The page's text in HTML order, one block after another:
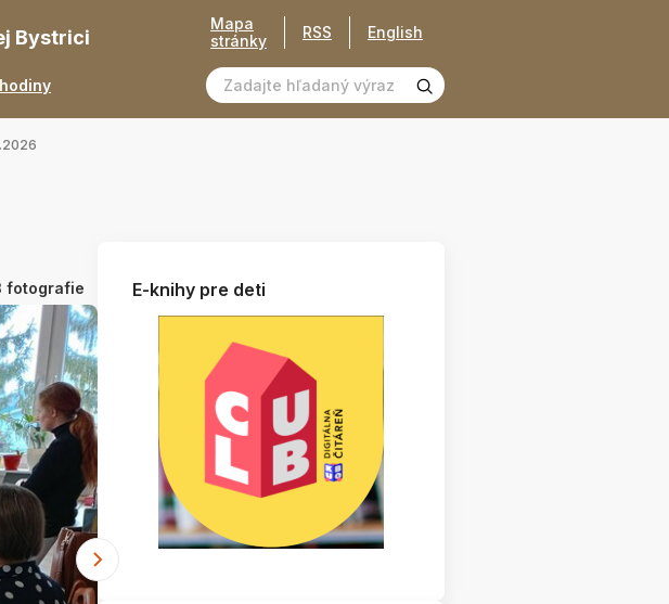
Bystrici
Mapa
stránky
RSS English
fotografie E-knihy pre deti